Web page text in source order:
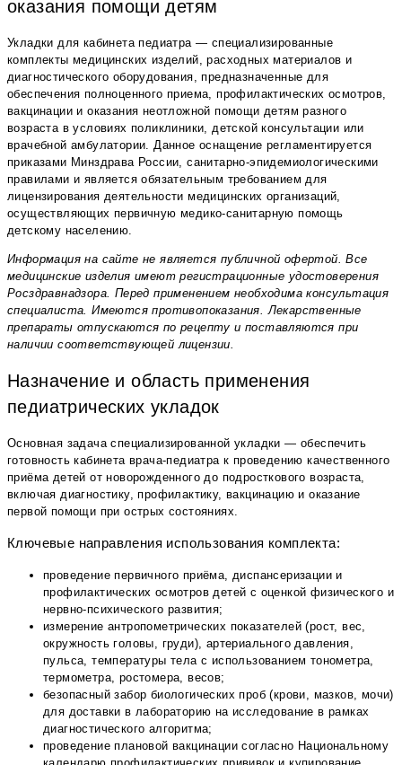
оказания помощи детям
Укладки для кабинета педиатра — специализированные
комплекты медицинских изделий, расходных материалов и
диагностического оборудования, предназначенные для
обеспечения полноценного приема, профилактических осмотров,
вакцинации и оказания неотложной помощи детям разного
возраста в условиях поликлиники, детской консультации или
врачебной амбулатории. Данное оснащение регламентируется
приказами Минздрава России, санитарно-эпидемиологическими
правилами и является обязательным требованием для
лицензирования деятельности медицинских организаций,
осуществляющих первичную медико-санитарную помощь
детскому населению.
Информация на сайте не является публичной офертой. Все
медицинские изделия имеют регистрационные удостоверения
Росздравнадзора. Перед применением необходима консультация
специалиста. Имеются противопоказания. Лекарственные
препараты отпускаются по рецепту и поставляются при
наличии соответствующей лицензии.
Назначение и область применения
педиатрических укладок
Основная задача специализированной укладки — обеспечить
готовность кабинета врача-педиатра к проведению качественного
приёма детей от новорожденного до подросткового возраста,
включая диагностику, профилактику, вакцинацию и оказание
первой помощи при острых состояниях.
Ключевые направления использования комплекта:
проведение первичного приёма, диспансеризации и
профилактических осмотров детей с оценкой физического и
нервно-психического развития;
измерение антропометрических показателей (рост, вес,
окружность головы, груди), артериального давления,
пульса, температуры тела с использованием тонометра,
термометра, ростомера, весов;
безопасный забор биологических проб (крови, мазков, мочи)
для доставки в лабораторию на исследование в рамках
диагностического алгоритма;
проведение плановой вакцинации согласно Национальному